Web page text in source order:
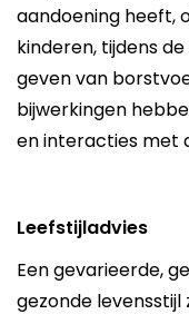
aandoening heeft,
kinderen, tijdens
geven van
bijwerkingen
en interacties met
Leefstijladvies
Een gevarieerde,
gezonde levensstijl